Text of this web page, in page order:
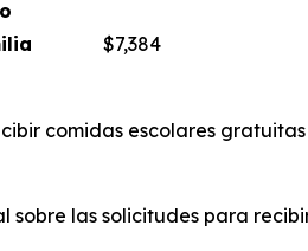
$7,384
comidas escolares
sobre las solicitudes para